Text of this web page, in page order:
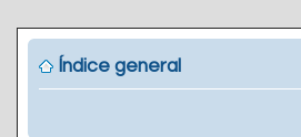
Índice general